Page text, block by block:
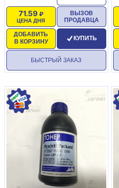
ЦЕНА ДНЯ
71.59
ДОБАВИТЬ
В КОРЗИНУ
ВЫЗОВ
ПРОДАВЦА
КУПИТЬ
БЫСТРЫЙ ЗАКАЗ